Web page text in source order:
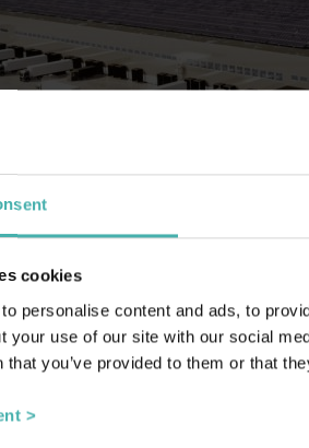
cookies
personalise content and ads, to
your use of our site with our social
that you’ve provided to them or that
>
Dahl Sverige AB:lle
sekä portaat. Teracon sai
ja kohde valmistuu vuoden 2022 loppuun